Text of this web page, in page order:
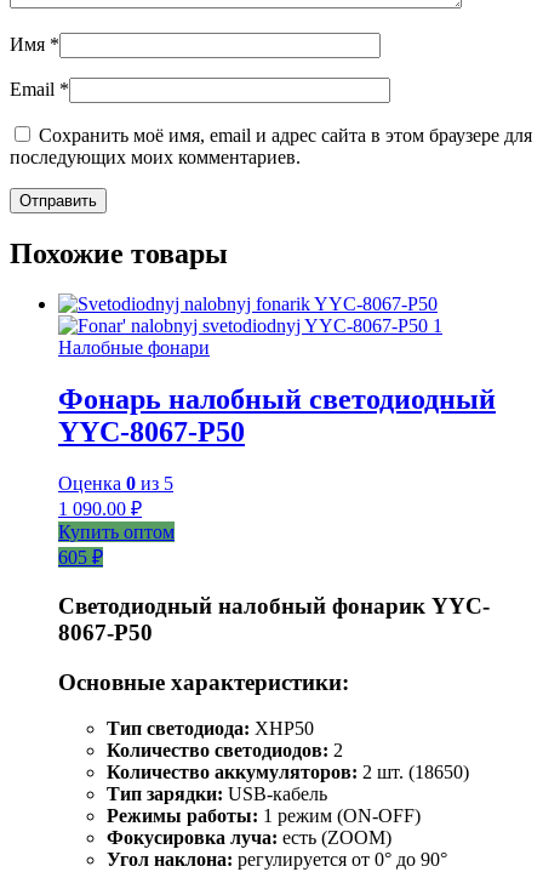
Имя *
Email *
Сохранить моё имя, email и адрес сайта в этом браузере для
последующих моих комментариев.
Похожие товары
Налобные фонари
Фонарь налобный светодиодный
YYC-8067-P50
Оценка 0 из 5
1 090.00 ₽
Купить оптом
605 ₽
Светодиодный налобный фонарик YYC-
8067-P50
Основные характеристики:
Тип светодиода: XHP50
Количество светодиодов: 2
Количество аккумуляторов: 2 шт. (18650)
Тип зарядки: USB-кабель
Режимы работы: 1 режим (ON-OFF)
Фокусировка луча: есть (ZOOM)
Угол наклона: регулируется от 0° до 90°